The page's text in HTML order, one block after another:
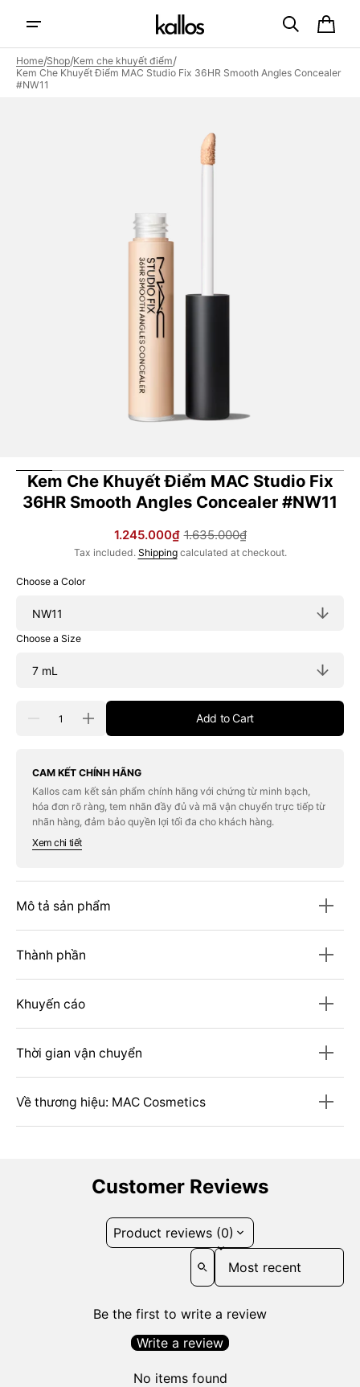
content
Cart
featured
Home/Shop/Kem che khuyết điểm/
Kem Che Khuyết Điểm MAC Studio Fix 36HR Smooth Angles Concealer
#NW11
Kem Che Khuyết Điểm MAC Studio Fix
36HR Smooth Angles Concealer #NW11
Sale
price
1.245.000₫
Regular
price
1.635.000₫
Tax included. Shippingcalculated at checkout.
Choose a Color
Choose a Size
Decrease
Che
Điểm
MAC
Studio
36HR
Concealer
Increase
quantity
Che
Điểm
MAC
Studio
Concealer
Add to Cart
CAM KẾT CHÍNH HÃNG
Kallos cam kết sản phẩm chính hãng với chứng từ minh bạch,
hóa đơn rõ ràng, tem nhãn đầy đủ và mã vận chuyển trực tiếp từ
nhãn hàng, đảm bảo quyền lợi tối đa cho khách hàng.
Xem chi tiết
Mô tả sản phẩm
Thành phần
Khuyến cáo
Thời gian vận chuyển
Về thương hiệu: MAC Cosmetics
Customer Reviews
Product reviews (0)
Sort reviews by
Be the first to write a review
Write a review
No items found